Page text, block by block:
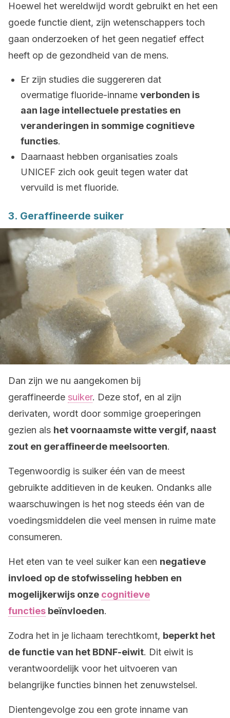
Hoewel het wereldwijd wordt gebruikt en het een
goede functie dient, zijn wetenschappers toch
gaan onderzoeken of het geen negatief effect
heeft op de gezondheid van de mens.
Er zijn studies die suggereren dat
overmatige fluoride-inname verbonden is
aan lage intellectuele prestaties en
veranderingen in sommige cognitieve
functies.
Daarnaast hebben organisaties zoals
UNICEF zich ook geuit tegen water dat
vervuild is met fluoride.
3. Geraffineerde suiker
Dan zijn we nu aangekomen bij
geraffineerde suiker. Deze stof, en al zijn
derivaten, wordt door sommige groeperingen
gezien als het voornaamste witte vergif, naast
zout en geraffineerde meelsoorten.
Tegenwoordig is suiker één van de meest
gebruikte additieven in de keuken. Ondanks alle
waarschuwingen is het nog steeds één van de
voedingsmiddelen die veel mensen in ruime mate
consumeren.
Het eten van te veel suiker kan een negatieve
invloed op de stofwisseling hebben en
mogelijkerwijs onze cognitieve
functies beïnvloeden.
Zodra het in je lichaam terechtkomt, beperkt het
de functie van het BDNF-eiwit. Dit eiwit is
verantwoordelijk voor het uitvoeren van
belangrijke functies binnen het zenuwstelsel.
Dientengevolge zou een grote inname van